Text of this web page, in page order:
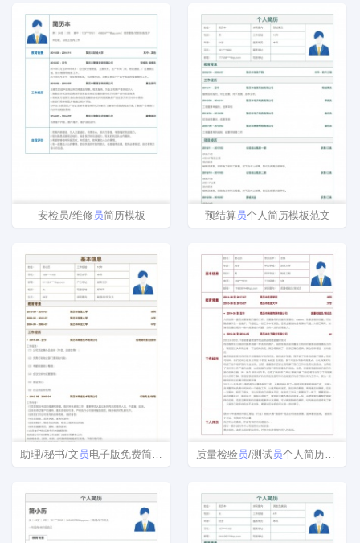
安检员/维修 员简历模板 预结算员个人简历模板范文
助理/秘书/文 员电子版免费简历模板制作 质量检验 员/测试员个人简历模板免费下载